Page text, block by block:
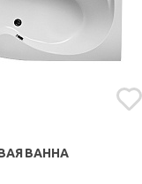
ВАННА